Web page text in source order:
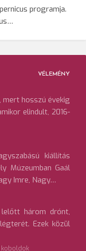
programja.
VÉLEMÉNY
mert hosszú évekig
elindult, 2016-
kiállítás
Múzeumban Gaál
Imre, Nagy…
három drónt,
Ezek közül
koboldok